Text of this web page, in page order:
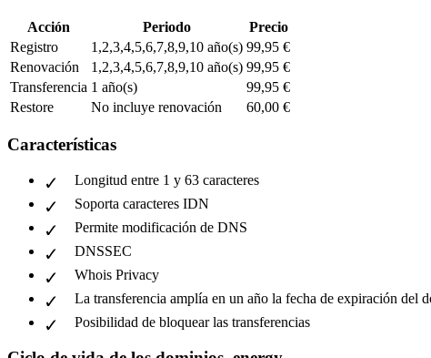
Acción Periodo
Precio
Registro
1,2,3,4,5,6,7,8,9,10 año(s) 99,95 €
Renovación
1,2,3,4,5,6,7,8,9,10 año(s) 99,95 €
Transferencia 1 año(s)
99,95 €
Restore
No incluye renovación 60,00 €
Características
Longitud entre 1 y 63 caracteres
Soporta caracteres IDN
Permite modificación de DNS
DNSSEC
Whois Privacy
La transferencia amplía en un año la fecha de expiración del
Posibilidad de bloquear las transferencias